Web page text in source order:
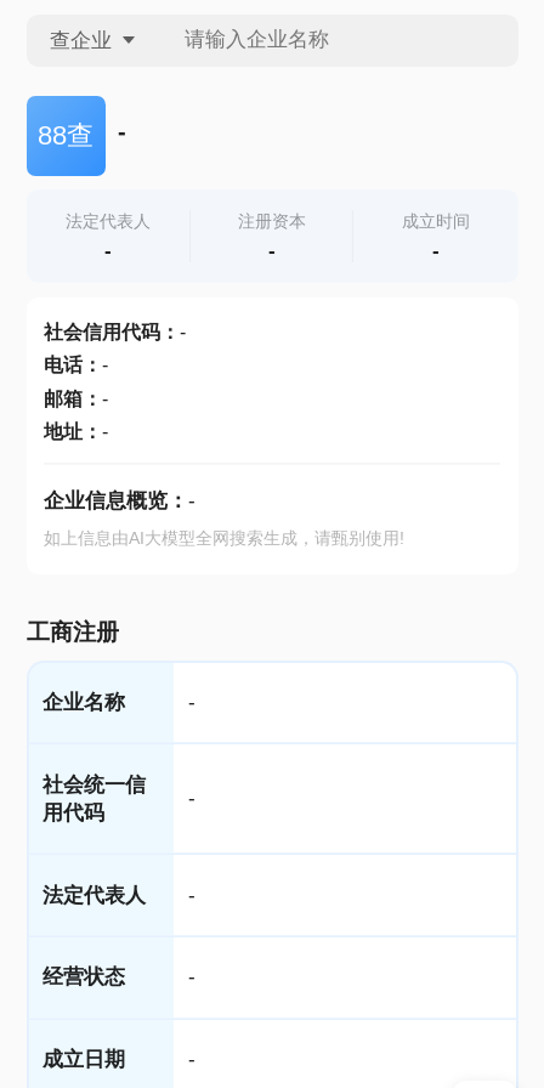
查企业
查企业
查产地
88查 -
法定代表人
-
注册资本
-
成立时间
-
社会信用代码： -
电话： -
邮箱： -
地址： -
企业信息概览： -
如上信息由AI大模型全网搜索生成，请甄别使用!
工商注册
企业名称 -
社会统一信
用代码
-
法定代表人 -
经营状态 -
成立日期 -